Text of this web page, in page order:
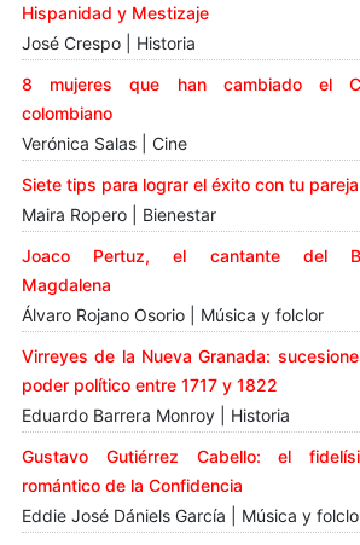
Hispanidad y Mestizaje
José Crespo | Historia
8 mujeres que han cambiado el
colombiano
Verónica Salas | Cine
Siete tips para lograr el éxito con tu pareja
Maira Ropero | Bienestar
Joaco Pertuz, el cantante del
Magdalena
Álvaro Rojano Osorio | Música y folclor
Virreyes de la Nueva Granada:
poder político entre 1717 y 1822
Eduardo Barrera Monroy | Historia
Gustavo Gutiérrez Cabello: el
romántico de la Confidencia
Eddie José Dániels García | Música y